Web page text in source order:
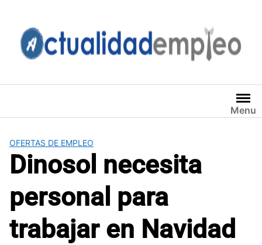
contenido
Menu
OFERTAS DE EMPLEO
Dinosol necesita
personal para
trabajar en Navidad